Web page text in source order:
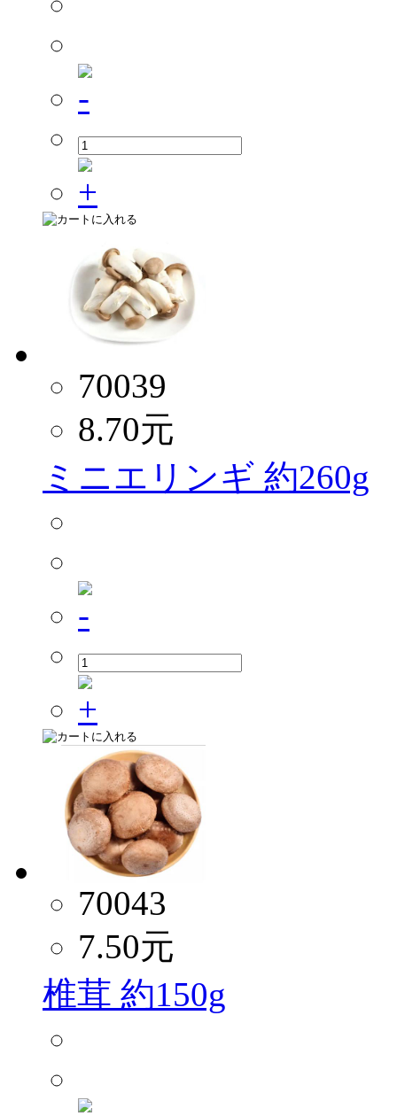
70039
8.70元
ミニエリンギ 約260g
70043
7.50元
椎茸 約150g